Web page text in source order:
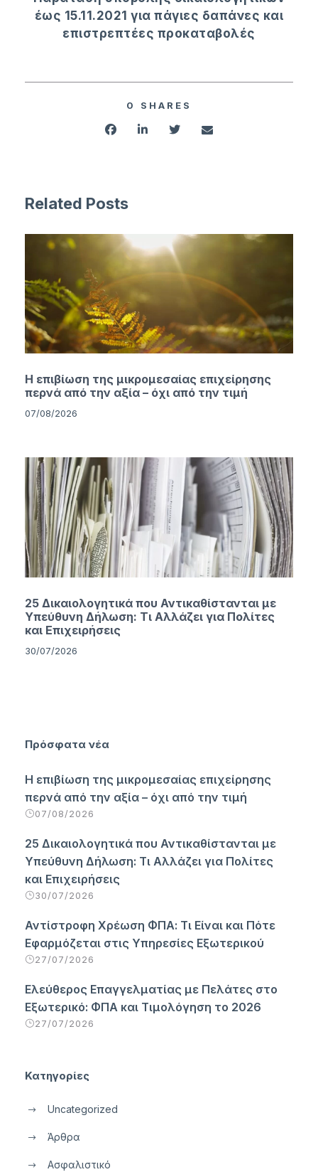
έως 15.11.2021 για πάγιες δαπάνες και
επιστρεπτέες προκαταβολές
0 SHARES
Related Posts
Η επιβίωση της μικρομεσαίας επιχείρησης
περνά από την αξία – όχι από την τιμή
07/08/2026
25 Δικαιολογητικά που Αντικαθίστανται με
Υπεύθυνη Δήλωση: Τι Αλλάζει για Πολίτες
και Επιχειρήσεις
30/07/2026
Πρόσφατα νέα
Η επιβίωση της μικρομεσαίας επιχείρησης
περνά από την αξία – όχι από την τιμή
07/08/2026
25 Δικαιολογητικά που Αντικαθίστανται με
Υπεύθυνη Δήλωση: Τι Αλλάζει για Πολίτες
και Επιχειρήσεις
30/07/2026
Αντίστροφη Χρέωση ΦΠΑ: Τι Είναι και Πότε
Εφαρμόζεται στις Υπηρεσίες Εξωτερικού
27/07/2026
Ελεύθερος Επαγγελματίας με Πελάτες στο
Εξωτερικό: ΦΠΑ και Τιμολόγηση το 2026
27/07/2026
Κατηγορίες
Uncategorized
Άρθρα
Ασφαλιστικό